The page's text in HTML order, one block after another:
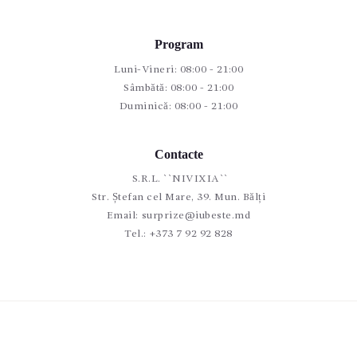
Program
Luni-Vineri: 08:00 - 21:00
Sâmbătă: 08:00 - 21:00
Duminică: 08:00 - 21:00
Contacte
S.R.L. ``NIVIXIA``
Str. Ștefan cel Mare, 39. Mun. Bălți
Email: surprize@iubeste.md
Tel.: +373 7 92 92 828